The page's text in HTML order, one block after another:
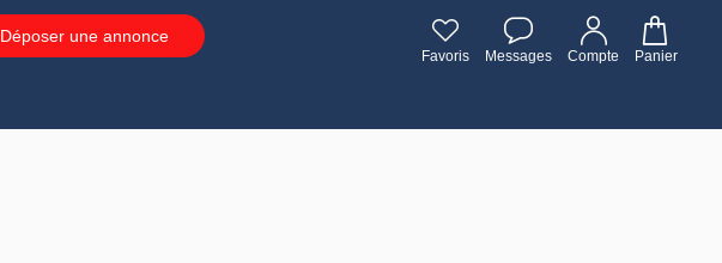
Déposer une annonce
Favoris Messages Compte Panier